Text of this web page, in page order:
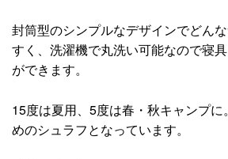
封筒型のシンプルなデザインでどん
すく、洗濯機で丸洗い可能なので寝
ができます。
15度は夏用、5度は春・秋キャンプ
めのシュラフとなっています。